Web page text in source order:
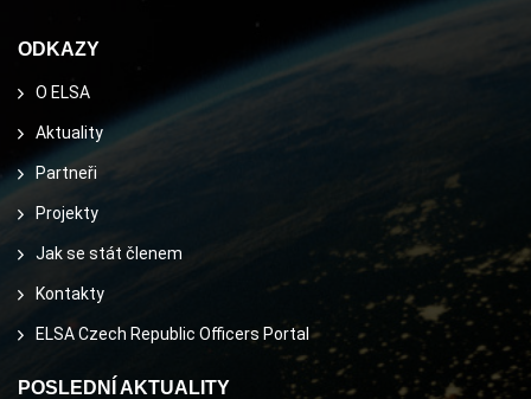
ODKAZY
O ELSA
Aktuality
Partneři
Projekty
Jak se stát členem
Kontakty
ELSA Czech Republic Officers Portal
POSLEDNÍ AKTUALITY